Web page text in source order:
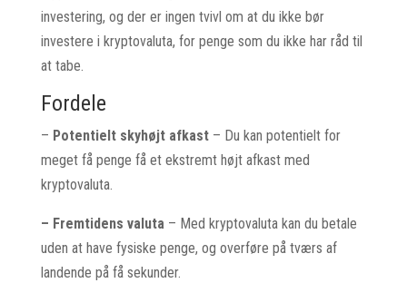
investering, og der er ingen tvivl om at du ikke bør
investere i kryptovaluta, for penge som du ikke har råd til
at tabe.
Fordele
– Potentielt skyhøjt afkast– Du kan potentielt for
meget få penge få et ekstremt højt afkast med
kryptovaluta.
– Fremtidens valuta– Med kryptovaluta kan du betale
uden at have fysiske penge, og overføre på tværs af
landende på få sekunder.